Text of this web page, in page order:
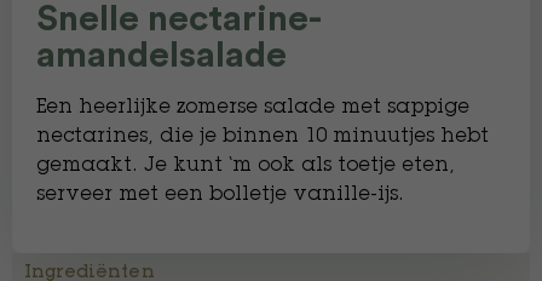
Snelle nectarine-
amandelsalade
Een heerlijke zomerse salade met sappige
nectarines, die je binnen 10 minuutjes hebt
gemaakt. Je kunt ‘m ook als toetje eten,
serveer met een bolletje vanille-ijs.
Ingrediënten